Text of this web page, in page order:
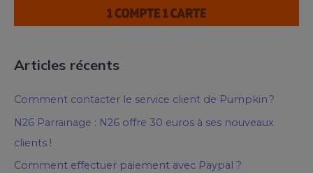
Articles récents
Comment contacter le service client de Pumpkin ?
N26 Parrainage : N26 offre 30 euros à ses nouveaux
clients !
Comment effectuer paiement avec Paypal ?